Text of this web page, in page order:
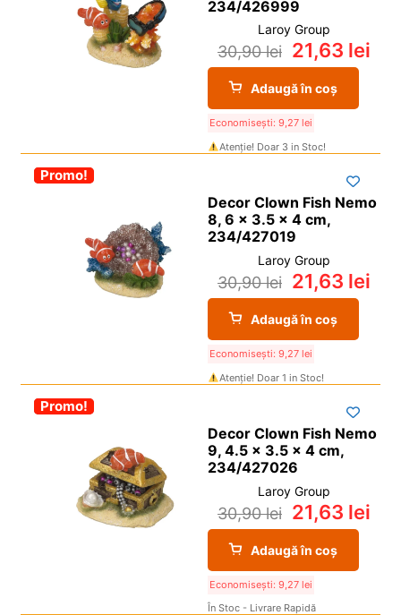
234/426999
Laroy Group
30,90lei 21,63 lei
Adaugă în coș
Economisești: 9,27 lei
Atenție! Doar 3 in Stoc!
-30%
Promo!
Decor Clown Fish Nemo
8, 6 x 3.5 x 4 cm,
234/427019
Laroy Group
30,90lei 21,63 lei
Adaugă în coș
Economisești: 9,27 lei
Atenție! Doar 1 in Stoc!
-30%
Promo!
Decor Clown Fish Nemo
9, 4.5 x 3.5 x 4 cm,
234/427026
Laroy Group
30,90lei 21,63 lei
Adaugă în coș
Economisești: 9,27 lei
În Stoc - Livrare Rapidă